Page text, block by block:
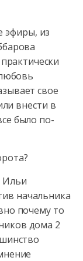
эфиры, из
свое
внести в
было по-
Ильи
начальника
почему то
дома 2